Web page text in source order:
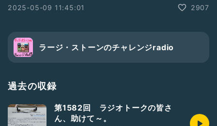
2025-05-09 11:45:01
2907
ラージ・ストーンのチャレンジradio
過去の収録
第1582回 ラジオトークの皆さ
ん、助けて～。